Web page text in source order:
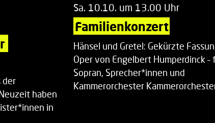
der
haben
in
Sa. 10.10. um 13.00 Uhr
Familienkonzert
Hänsel und Gretel: Gekürzte
Oper von Engelbert Humperdinck –
Sopran, Sprecher*innen und
Kammerorchester